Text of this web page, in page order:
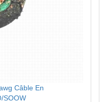
Câble En
SOOW